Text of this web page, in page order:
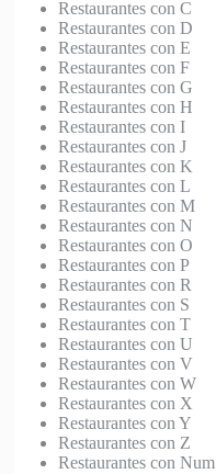
Restaurantes con C
Restaurantes con D
Restaurantes con E
Restaurantes con F
Restaurantes con G
Restaurantes con H
Restaurantes con I
Restaurantes con J
Restaurantes con K
Restaurantes con L
Restaurantes con M
Restaurantes con N
Restaurantes con O
Restaurantes con P
Restaurantes con R
Restaurantes con S
Restaurantes con T
Restaurantes con U
Restaurantes con V
Restaurantes con W
Restaurantes con X
Restaurantes con Y
Restaurantes con Z
Restaurantes con Num